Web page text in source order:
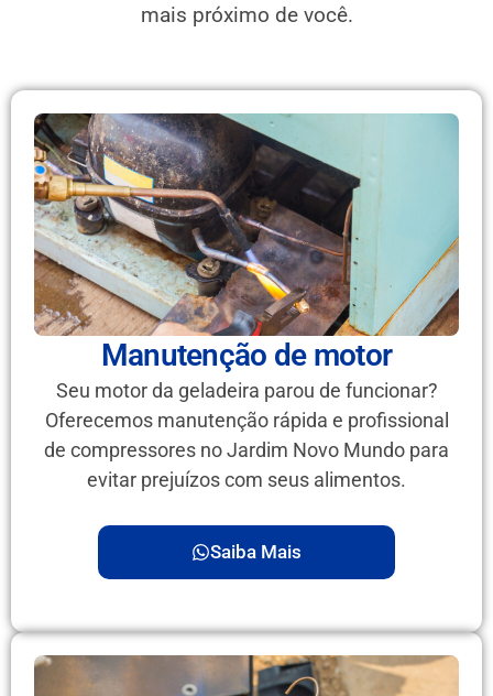
mais próximo de você.
Manutenção de motor
Seu motor da geladeira parou de funcionar?
Oferecemos manutenção rápida e profissional
de compressores no Jardim Novo Mundo para
evitar prejuízos com seus alimentos.
Saiba Mais